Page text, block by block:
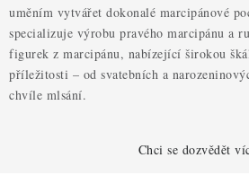
DEKORACE
PRO OSLAVY
uměním vytvářet dokonalé marcipánové
specializuje výrobu pravého marcipánu a
figurek z marcipánu, nabízející širokou
příležitosti – od svatebních a
chvíle mlsání.
Chci se dozvědět